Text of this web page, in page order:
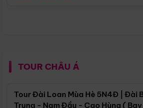
TOUR CHÂU Á
Tour Đài Loan Mùa Hè 5N4Đ | Đài
Trung - Nam Đầu - Cao Hùng (